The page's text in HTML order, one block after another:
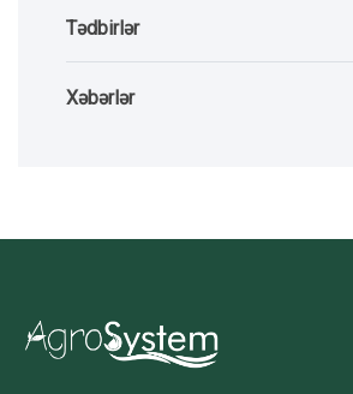
Tədbirlər
Xəbərlər